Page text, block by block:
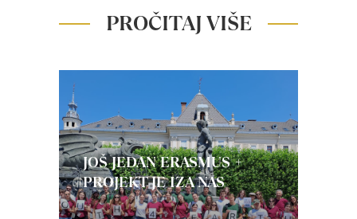
PROČITAJ VIŠE
JOŠ JEDAN ERASMUS +
PROJEKT JE IZA NAS